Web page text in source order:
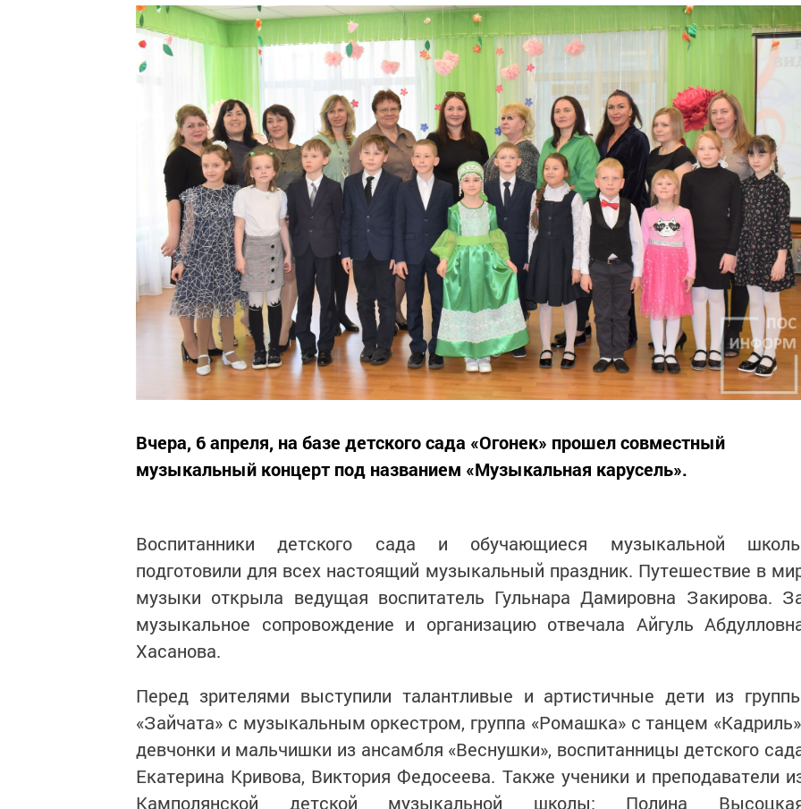
Вчера, 6 апреля, на базе детского сада «Огонек» прошел совместный
музыкальный концерт под названием «Музыкальная карусель».
Воспитанники детского сада и обучающиеся музыкальной
подготовили для всех настоящий музыкальный праздник. Путешествие в
музыки открыла ведущая воспитатель Гульнара Дамировна Закирова.
музыкальное сопровождение и организацию отвечала Айгуль
Хасанова.
Перед зрителями выступили талантливые и артистичные дети из
«Зайчата» с музыкальным оркестром, группа «Ромашка» с танцем
девчонки и мальчишки из ансамбля «Веснушки», воспитанницы детского
Екатерина Кривова, Виктория Федосеева. Также ученики и преподаватели
Камполянской детской музыкальной школы: Полина